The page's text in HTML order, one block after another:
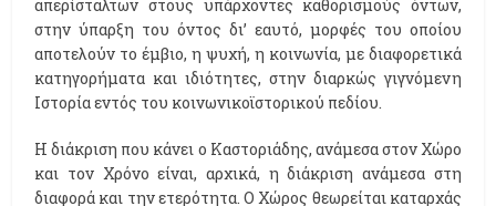
απερίσταλτων στους υπάρχοντες καθορισμούς όντων,
στην ύπαρξη του όντος δι’ εαυτό, μορφές του οποίου
αποτελούν το έμβιο, η ψυχή, η κοινωνία, με διαφορετικά
κατηγορήματα και ιδιότητες, στην διαρκώς γιγνόμενη
Ιστορία εντός του κοινωνικοϊστορικού πεδίου.
Η διάκριση που κάνει ο Καστοριάδης, ανάμεσα στον Χώρο
και τον Χρόνο είναι, αρχικά, η διάκριση ανάμεσα στη
διαφορά και την ετερότητα. Ο Χώρος θεωρείται καταρχάς